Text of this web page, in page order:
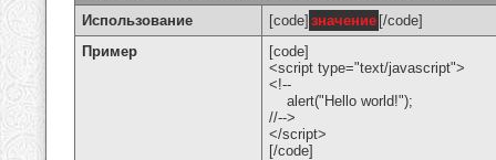
Использование [code] значение [/code]
Пример
[code]
<script type="text/javascript">
<!--
alert("Hello world!");
//-->
</script>
[/code]